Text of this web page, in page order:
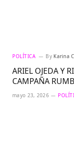
POLÍTICA By Karina
ARIEL OJEDA Y
CAMPAÑA
mayo 23, 2026